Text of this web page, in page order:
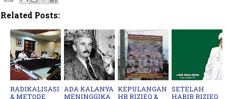
Related Posts:
RADIKALISASI
& METODE
ADA KALANYA
MENINGGIKA
KEPULANGAN
HB RIZIEQ &
SETELAH
HABIB RIZIEQ